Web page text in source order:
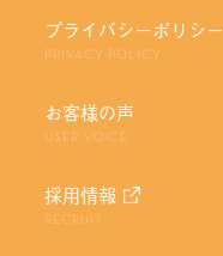
プライバシーポリシー
PRIVACY POLICY
お客様の声
USER VOICE
採用情報
RECRUIT